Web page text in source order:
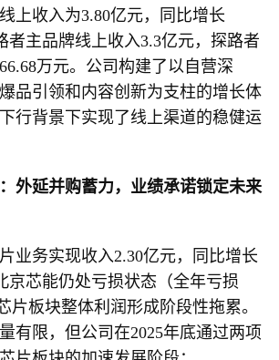
上收入为3.80亿元，同比增长
者主品牌线上收入3.3亿元，探路者
万元。公司构建了以自营深
品引领和内容创新为支柱的增长体
行背景下实现了线上渠道的稳健运
外延并购蓄力，业绩承诺锁定未来
业务实现收入2.30亿元，同比增长
京芯能仍处亏损状态（全年亏损
片板块整体利润形成阶段性拖累。
有限，但公司在2025年底通过两项